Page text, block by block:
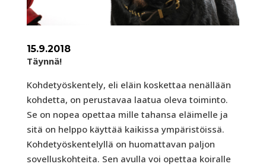
15.9.2018
Täynnä!
Kohdetyöskentely, eli eläin koskettaa nenällään
kohdetta, on perustavaa laatua oleva toiminto.
Se on nopea opettaa mille tahansa eläimelle ja
sitä on helppo käyttää kaikissa ympäristöissä.
Kohdetyöskentelyllä on huomattavan paljon
sovelluskohteita. Sen avulla voi opettaa koiralle